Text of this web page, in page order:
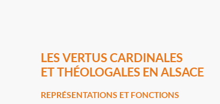
LES VERTUS CARDINALES
ET THÉOLOGALES EN ALSACE
REPRÉSENTATIONS ET FONCTIONS